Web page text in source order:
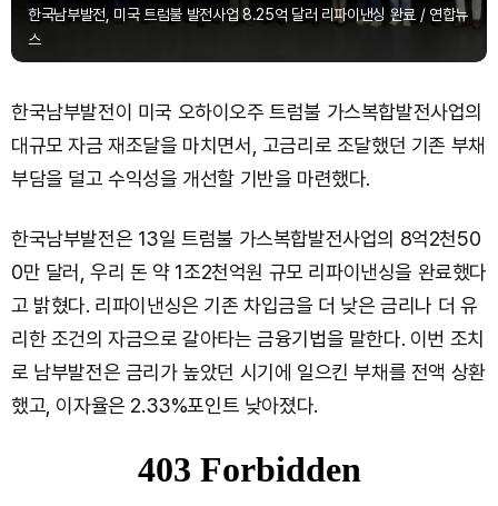
한국남부발전, 미국 트럼불 발전사업 8.25억 달러 리파이낸싱 완료 / 연합뉴
스
한국남부발전이 미국 오하이오주 트럼불 가스복합발전사업의
대규모 자금 재조달을 마치면서, 고금리로 조달했던 기존 부채
부담을 덜고 수익성을 개선할 기반을 마련했다.
한국남부발전은 13일 트럼불 가스복합발전사업의 8억2천50
0만 달러, 우리 돈 약 1조2천억원 규모 리파이낸싱을 완료했다
고 밝혔다. 리파이낸싱은 기존 차입금을 더 낮은 금리나 더 유
리한 조건의 자금으로 갈아타는 금융기법을 말한다. 이번 조치
로 남부발전은 금리가 높았던 시기에 일으킨 부채를 전액 상환
했고, 이자율은 2.33%포인트 낮아졌다.